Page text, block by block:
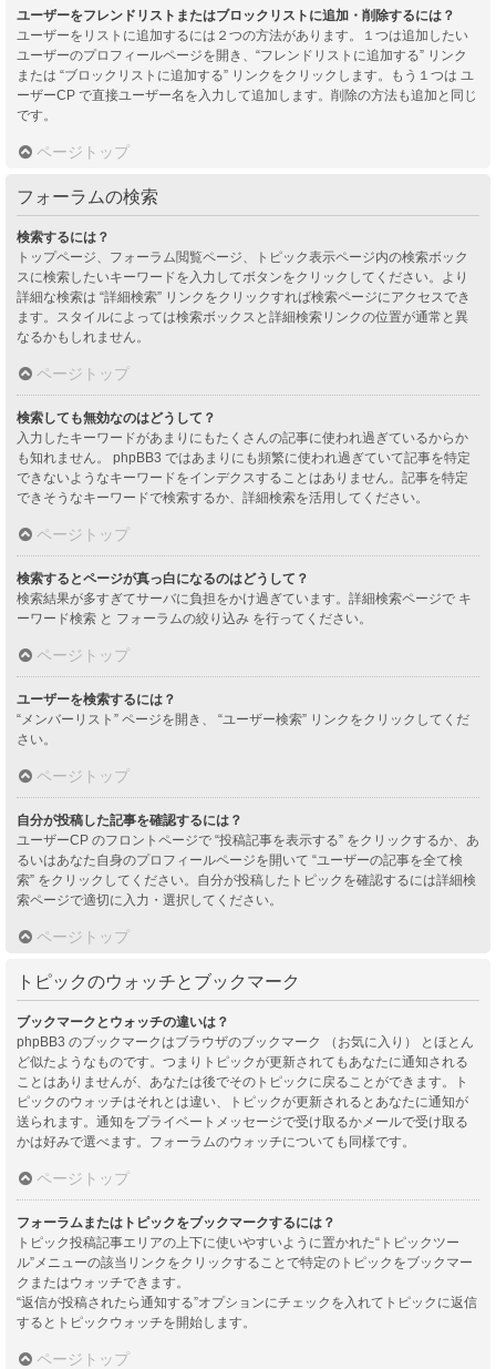
ユーザーをフレンドリストまたはブロックリストに追加・削除するには？
ユーザーをリストに追加するには２つの方法があります。１つは追加したい
ユーザーのプロフィールページを開き、“フレンドリストに追加する” リンク
または “ブロックリストに追加する” リンクをクリックします。もう１つは ユ
ーザーCP で直接ユーザー名を入力して追加します。削除の方法も追加と同じ
です。
ページトップ
フォーラムの検索
検索するには？
トップページ、フォーラム閲覧ページ、トピック表示ページ内の検索ボック
スに検索したいキーワードを入力してボタンをクリックしてください。より
詳細な検索は “詳細検索” リンクをクリックすれば検索ページにアクセスでき
ます。スタイルによっては検索ボックスと詳細検索リンクの位置が通常と異
なるかもしれません。
ページトップ
検索しても無効なのはどうして？
入力したキーワードがあまりにもたくさんの記事に使われ過ぎているからか
も知れません。 phpBB3 ではあまりにも頻繁に使われ過ぎていて記事を特定
できないようなキーワードをインデクスすることはありません。記事を特定
できそうなキーワードで検索するか、詳細検索を活用してください。
ページトップ
検索するとページが真っ白になるのはどうして？
検索結果が多すぎてサーバに負担をかけ過ぎています。詳細検索ページで キ
ーワード検索 と フォーラムの絞り込み を行ってください。
ページトップ
ユーザーを検索するには？
“メンバーリスト” ページを開き、 “ユーザー検索” リンクをクリックしてくだ
さい。
ページトップ
自分が投稿した記事を確認するには？
ユーザーCP のフロントページで “投稿記事を表示する” をクリックするか、あ
るいはあなた自身のプロフィールページを開いて “ユーザーの記事を全て検
索” をクリックしてください。自分が投稿したトピックを確認するには詳細検
索ページで適切に入力・選択してください。
ページトップ
トピックのウォッチとブックマーク
ブックマークとウォッチの違いは？
phpBB3 のブックマークはブラウザのブックマーク （お気に入り） とほとん
ど似たようなものです。つまりトピックが更新されてもあなたに通知される
ことはありませんが、あなたは後でそのトピックに戻ることができます。ト
ピックのウォッチはそれとは違い、トピックが更新されるとあなたに通知が
送られます。通知をプライベートメッセージで受け取るかメールで受け取る
かは好みで選べます。フォーラムのウォッチについても同様です。
ページトップ
フォーラムまたはトピックをブックマークするには？
トピック投稿記事エリアの上下に使いやすいように置かれた“トピックツー
ル”メニューの該当リンクをクリックすることで特定のトピックをブックマー
クまたはウォッチできます。
“返信が投稿されたら通知する”オプションにチェックを入れてトピックに返信
するとトピックウォッチを開始します。
ページトップ